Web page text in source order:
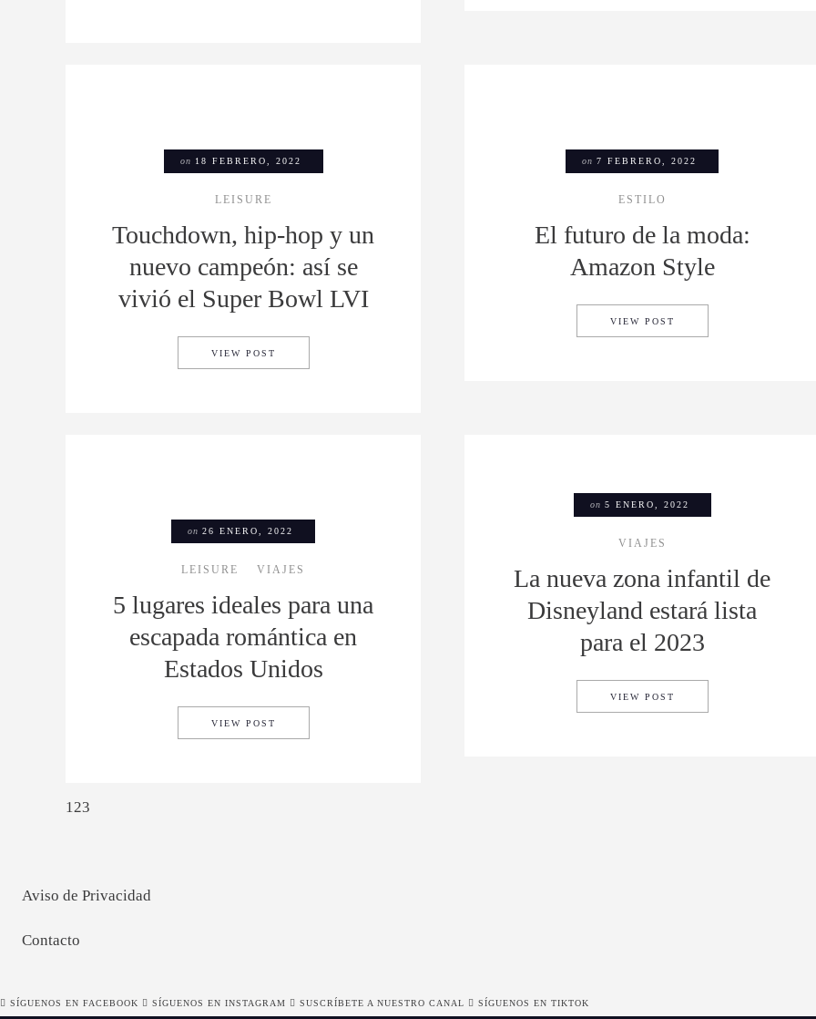
on 18 FEBRERO, 2022
LEISURE
Touchdown, hip-hop y un
nuevo campeón: así se
vivió el Super Bowl LVI
VIEW POST
on 7 FEBRERO, 2022
ESTILO
El futuro de la moda:
Amazon Style
VIEW POST
on 26 ENERO, 2022
LEISURE VIAJES
5 lugares ideales para una
escapada romántica en
Estados Unidos
VIEW POST
on 5 ENERO, 2022
VIAJES
La nueva zona infantil de
Disneyland estará lista
para el 2023
VIEW POST
123
Aviso de Privacidad
Contacto
SÍGUENOS EN FACEBOOK SÍGUENOS EN INSTAGRAM SUSCRÍBETE A NUESTRO CANAL SÍGUENOS EN TIKTOK